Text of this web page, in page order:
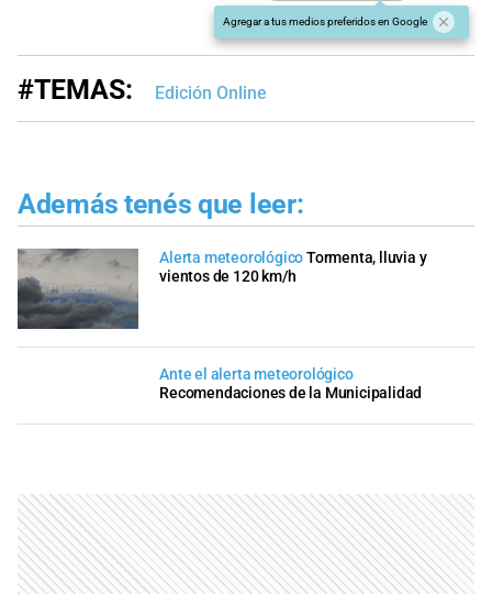
Agregar a tus medios preferidos en Google
#TEMAS: Edición Online
Además tenés que leer:
Alerta meteorológicoTormenta, lluvia y
vientos de 120 km/h
Ante el alerta meteorológico
Recomendaciones de la Municipalidad